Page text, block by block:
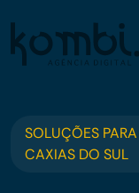
SOLUÇÕES
CAXIAS DO SUL